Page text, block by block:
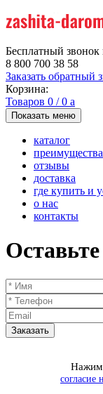
Бесплатный звонок
8 800 700 38 58
Заказать обратный
Корзина:
Товаров 0 /0 a
Показать меню
каталог
преимущества
отзывы
доставка
где купить и
о нас
контакты
согласие